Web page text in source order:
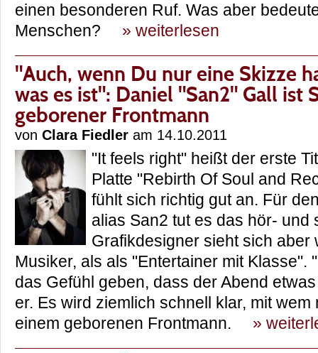
einen besonderen Ruf. Was aber
Menschen? » weiterlesen
"Auch, wenn Du nur eine Skizze
was es ist": Daniel "San2" Gall ist
geborener Frontmann
von Clara Fiedler am 14.10.2011
"It feels right" heißt der erste
Platte "Rebirth Of Soul and
fühlt sich richtig gut an. Für
alias San2 tut es das hör- und
Grafikdesigner sieht sich aber
Musiker, als als "Entertainer mit Klasse".
das Gefühl geben, dass der Abend
er. Es wird ziemlich schnell klar, mit
einem geborenen Frontmann. »